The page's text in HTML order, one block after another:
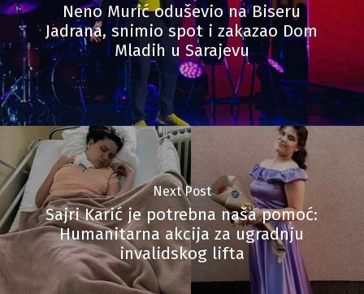
Neno Murić oduševio na Biseru
Jadrana, snimio spot i zakazao Dom
Mladih u Sarajevu
Next Post
Sajri Karić je potrebna naša pomoć:
Humanitarna akcija za ugradnju
invalidskog lifta